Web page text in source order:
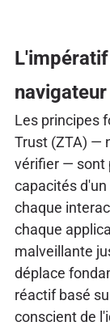
Les principes
Trust (ZTA) —
vérifier — sont
capacités d'un
chaque
chaque
malveillante
déplace
réactif basé
conscient de